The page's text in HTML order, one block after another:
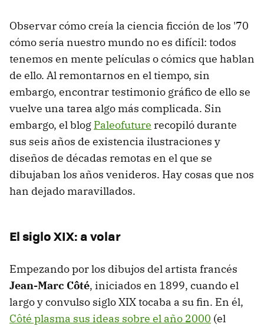
Observar cómo creía la ciencia ficción de los '70
cómo sería nuestro mundo no es difícil: todos
tenemos en mente películas o cómics que hablan
de ello. Al remontarnos en el tiempo, sin
embargo, encontrar testimonio gráfico de ello se
vuelve una tarea algo más complicada. Sin
embargo, el blog Paleofuture recopiló durante
sus seis años de existencia ilustraciones y
diseños de décadas remotas en el que se
dibujaban los años venideros. Hay cosas que nos
han dejado maravillados.
El siglo XIX: a volar
Empezando por los dibujos del artista francés
Jean-Marc Côté, iniciados en 1899, cuando el
largo y convulso siglo XIX tocaba a su fin. En él,
Côté plasma sus ideas sobre el año 2000 (el